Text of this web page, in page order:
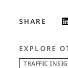
SHARE
EXPLORE
TRAFFIC